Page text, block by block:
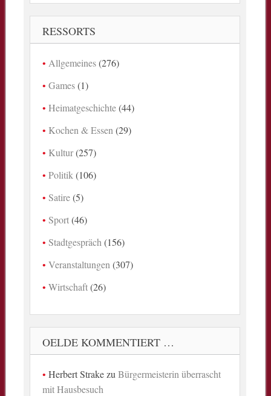
RESSORTS
Allgemeines(276)
Games(1)
Heimatgeschichte(44)
Kochen & Essen (29)
Kultur(257)
Politik (106)
Satire(5)
Sport(46)
Stadtgespräch (156)
Veranstaltungen (307)
Wirtschaft(26)
OELDE KOMMENTIERT …
Herbert StrakezuBürgermeisterin überrascht
mit Hausbesuch